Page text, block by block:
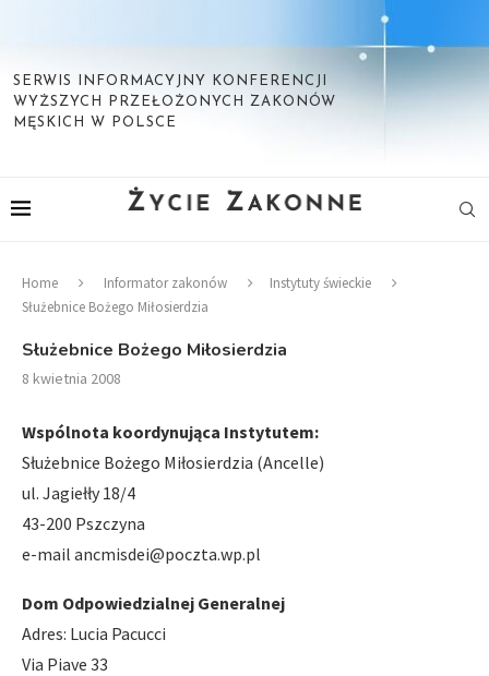
SERWIS INFORMACYJNY KONFERENCJI
WYŻSZYCH PRZEŁOŻONYCH ZAKONÓW
MĘSKICH W POLSCE
Home Informator zakonów
Instytuty świeckie
Służebnice Bożego Miłosierdzia
Służebnice Bożego Miłosierdzia
8 kwietnia 2008
Wspólnota koordynująca Instytutem:
Służebnice Bożego Miłosierdzia (Ancelle)
ul. Jagiełły 18/4
43-200 Pszczyna
e-mail ancmisdei@poczta.wp.pl
Dom Odpowiedzialnej Generalnej
Adres: Lucia Pacucci
Via Piave 33